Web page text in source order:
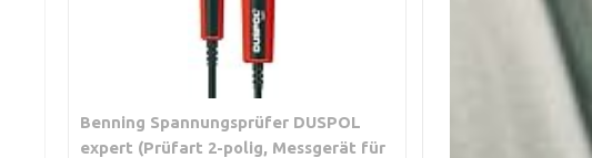
Benning Spannungsprüfer DUSPOL
expert (Prüfart 2-polig, Messgerät für